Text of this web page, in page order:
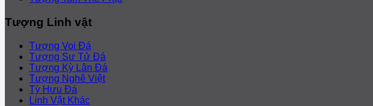
Tượng Linh vật
Tượng Voi Đá
Tượng Sư Tử Đá
Tượng Kỳ Lân Đá
Tượng Nghê Việt
Tỳ Hưu Đá
Linh Vật Khác